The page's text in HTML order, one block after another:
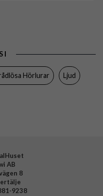
Defunc
I
Hörlurar Ljud
AB
8
9238